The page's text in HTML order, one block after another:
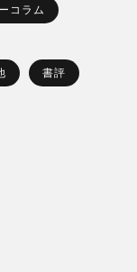
コラム
書評